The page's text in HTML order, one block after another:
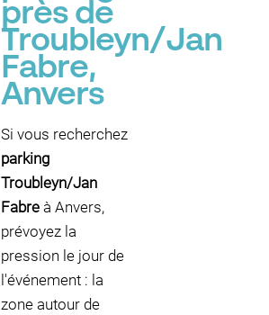
près de
Troubleyn/Jan
Fabre,
Anvers
Si vous recherchez
parking
Troubleyn/Jan
Fabre à Anvers,
prévoyez la
pression le jour de
l'événement : la
zone autour de